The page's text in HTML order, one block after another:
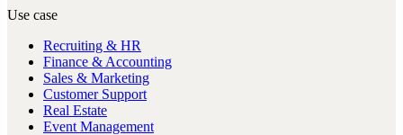
Use case
Recruiting & HR
Finance & Accounting
Sales & Marketing
Customer Support
Real Estate
Event Management